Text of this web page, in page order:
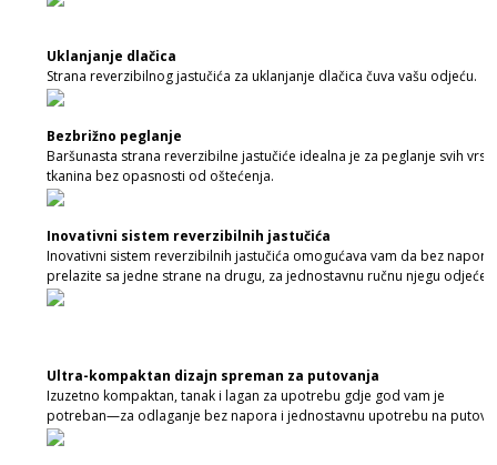
Uklanjanje dlačica
Strana reverzibilnog jastučića za uklanjanje dlačica čuva vašu odjeću.
Bezbrižno peglanje
Baršunasta strana reverzibilne jastučiće idealna je za peglanje svih vrsta
tkanina bez opasnosti od oštećenja.
Inovativni sistem reverzibilnih jastučića
Inovativni sistem reverzibilnih jastučića omogućava vam da bez napora
prelazite sa jedne strane na drugu, za jednostavnu ručnu njegu odjeće.
Ultra-kompaktan dizajn spreman za putovanja
Izuzetno kompaktan, tanak i lagan za upotrebu gdje god vam je
potreban—za odlaganje bez napora i jednostavnu upotrebu na